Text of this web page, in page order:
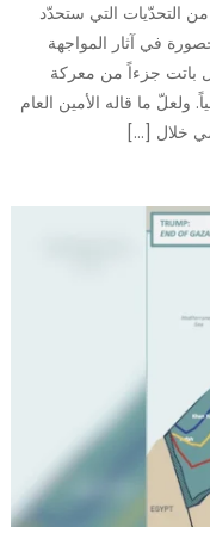
التحدّيات التي ستحدّد
في آثار المواجهة
بل باتت جزءاً من معركة
ولعلّ ما قاله الأمين العام
خلال […]